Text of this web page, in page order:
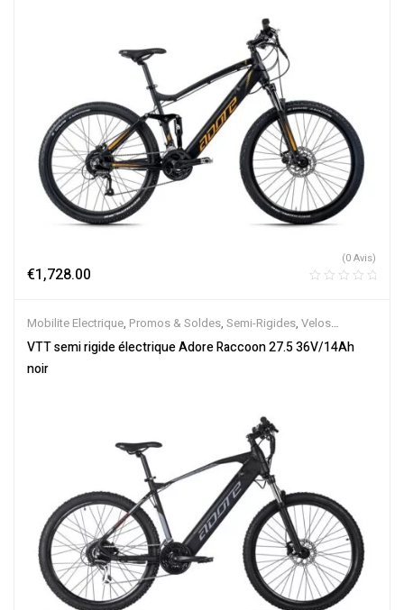
€1,728.00
(0 Avis)
Mobilite Electrique, Promos & Soldes, Semi-Rigides, Velos
Electriques,VTT Électriques
VTT semi rigide électrique Adore Raccoon 27.5 36V/14Ah
noir